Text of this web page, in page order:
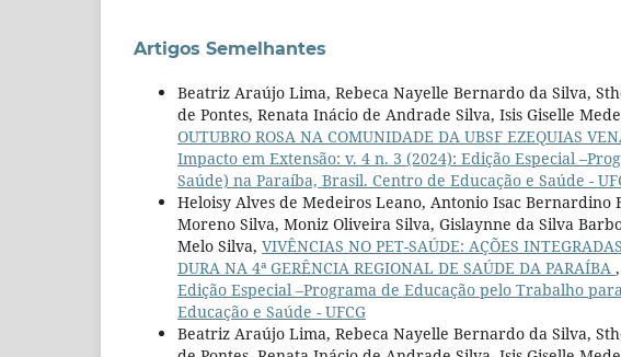
Artigos Semelhantes
Beatriz Araújo Lima, Rebeca Nayelle Bernardo da Silva,
de Pontes, Renata Inácio de Andrade Silva, Isis Giselle
OUTUBRO ROSA NA COMUNIDADE DA UBSF EZEQUIAS
Impacto em Extensão: v. 4 n. 3 (2024): Edição Especial
Saúde) na Paraíba, Brasil. Centro de Educação e Saúde -
Heloisy Alves de Medeiros Leano, Antonio Isac Bernardino
Moreno Silva, Moniz Oliveira Silva, Gislaynne da Silva
Melo Silva, VIVÊNCIAS NO PET-SAÚDE: AÇÕES
DURA NA 4ª GERÊNCIA REGIONAL DE SAÚDE DA PARAÍBA ,
Edição Especial –Programa de Educação pelo Trabalho
Educação e Saúde - UFCG
Beatriz Araújo Lima, Rebeca Nayelle Bernardo da Silva,